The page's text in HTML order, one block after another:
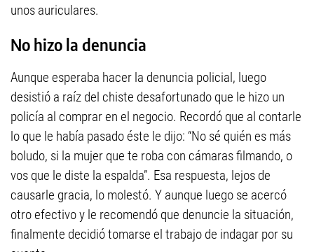
unos auriculares.
No hizo la denuncia
Aunque esperaba hacer la denuncia policial, luego
desistió a raíz del chiste desafortunado que le hizo un
policía al comprar en el negocio. Recordó que al contarle
lo que le había pasado éste le dijo: “No sé quién es más
boludo, si la mujer que te roba con cámaras filmando, o
vos que le diste la espalda”. Esa respuesta, lejos de
causarle gracia, lo molestó. Y aunque luego se acercó
otro efectivo y le recomendó que denuncie la situación,
finalmente decidió tomarse el trabajo de indagar por su